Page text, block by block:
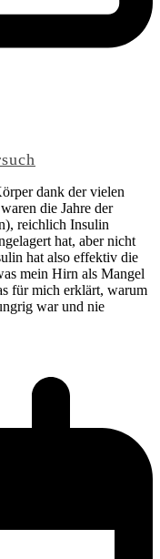
dank der vielen
die Jahre der
reichlich Insulin
hat, aber nicht
hat also effektiv die
mein Hirn als Mangel
für mich erklärt, warum
war und nie